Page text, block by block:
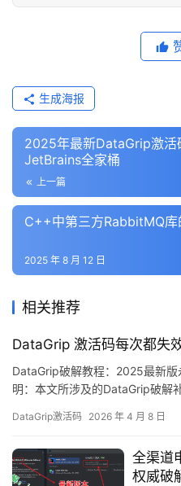
生成海报
2025年最新DataGrip激活
JetBrains全家桶
上一篇
C++中第三方RabbitMQ库
2025 年 8 月 12 日
相关推荐
DataGrip 激活码每次都失
DataGrip破解教程：2025最新
明：本文所涉及的DataGrip破解
容，请联系作者删除。条件允许
大的功能和跨平台特性（支持
DataGrip激活码 2026 年 4 月 8 日
全渠道
权威破